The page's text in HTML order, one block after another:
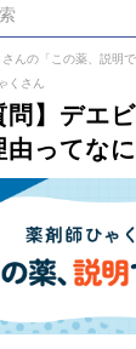
んの「この薬、説明で
くさん
問】デエ
ってなに